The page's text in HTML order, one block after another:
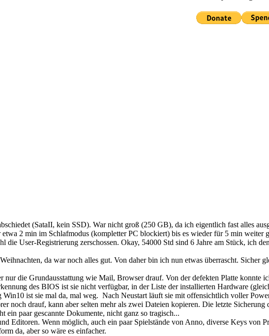
(SataII, kein SSD). War nicht groß (250 GB), da ich eigentlich fast alles
2 min im Schlafmodus (kompletter PC blockiert) bis es wieder für 5 min weiter
User-Registrierung zerschossen. Okay, 54000 Std sind 6 Jahre am Stück, ich
da war noch alles gut. Von daher bin ich nun etwas überrascht. Sicher
die Grundausstattung wie Mail, Browser drauf. Von der defekten Platte konnte
g des BIOS ist sie nicht verfügbar, in der Liste der installierten Hardware
Win10 ist sie mal da, mal weg. Nach Neustart läuft sie mit offensichtlich voller
noch drauf, kann aber selten mehr als zwei Dateien kopieren. Die letzte Sicherung
ein paar gescannte Dokumente, nicht ganz so tragisch...
Editoren. Wenn möglich, auch ein paar Spielstände von Anno, diverse Keys von
da, aber so wäre es einfacher.